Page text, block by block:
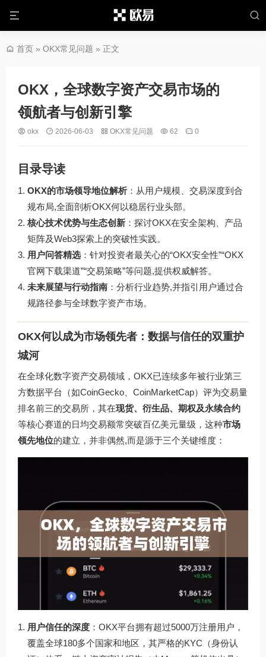
首页 » OKX常见问题 » 正文
OKX，全球数字资产交易市场的
领航者与创新引擎
okx 2026-06-03 OKX常见问题 62 0
目录导读
OKX的市场领导地位解析 ：从用户规模、交易深度到合
规布局,全面剖析OKX何以稳居行业头部。
核心技术优势与生态创新 ：探讨OKX在安全架构、产品
矩阵及Web3探索上的突破性实践。
用户问答精选：针对投资者最关心的“OKX安全性”“OKX
官网下载渠道”“交易策略”等问题,提供权威解答。
未来展望与行动指南 ：分析行业趋势,并指引用户通过合
规路径参与全球数字资产市场。
OKX何以成为市场领先者：数据与信任的双重护
城河
在全球化数字资产交易领域，OKX已连续多年被行业第三
方数据平台（如CoinGecko、CoinMarketCap）评为交易量
排名前三的交易所，其在现货、衍生品、期权及永续合约
等核心赛道的日均交易额常突破百亿美元量级，这种市场
领先地位的建立，并非偶然,而是源于三个关键维度：
用户信任的深度 ：OKX平台拥有超过5000万注册用户，
覆盖全球180多个国家和地区，其严格的KYC（身份认